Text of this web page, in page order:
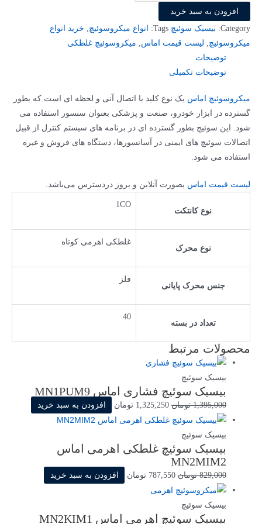
اماس
MK1MIM1
عدد
افزودن به سبد خرید
Category: بیسیک سوئیچ Tags: انواع میکروسوئیچ
خرید انواع
میکروسوئیچ
لیست قیمت اماس
میکروسوئیچ غلطکی
توضیحات
توضیحات تکمیلی
میکروسوئیچ اماس یک نوع کلید با اتصال آنی و لحظه ای است که بطور
گسترده در ابزار خودرو، صنعت و پزشکی بعنوان سنسور استفاده می
شود. این سوئیچ بطور گسترده ای در برنامه های سیستم کنترل از قبیل
اتصالات سوئیچ های ایمنی در آسانسورها، دستگاه های فروش و غیره
استفاده می شود.
لیست قیمت اماس بصورت آنلاین و بروز دردسترس می‌باشد.
نوع کانتکت
1CO
نوع محرک
غلطکی اهرمی کوتاه
جنس محرک پایانی
فلز
تعداد در بسته
40
محصولات مرتبط
بیسیک سوئیچ
بیسیک سوئیچ فشاری اماس MN1PUM9
1,395,000 تومان قیمت
اصلی
بود.
1,325,250 تومان قیمت
فعلی
است.
افزودن به سبد خرید
بیسیک سوئیچ
بیسیک سوئیچ غلطکی اهرمی اماس
MN2MIM2
829,000 تومان قیمت
اصلی
بود.
787,550 تومان قیمت
است.
افزودن به سبد خرید
بیسیک سوئیچ
بیسیک سوئیچ اهرمی اماس MN2KIM1